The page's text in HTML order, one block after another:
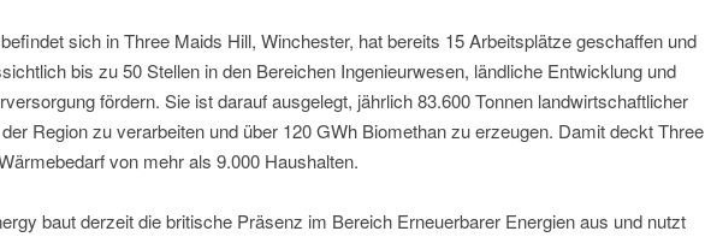
sich in Three Maids Hill, Winchester, hat bereits 15 Arbeitsplätze geschaffen und
bis zu 50 Stellen in den Bereichen Ingenieurwesen, ländliche Entwicklung und
fördern. Sie ist darauf ausgelegt, jährlich 83.600 Tonnen landwirtschaftlicher
Region zu verarbeiten und über 120 GWh Biomethan zu erzeugen. Damit deckt Three
von mehr als 9.000 Haushalten.
baut derzeit die britische Präsenz im Bereich Erneuerbarer Energien aus und nutzt